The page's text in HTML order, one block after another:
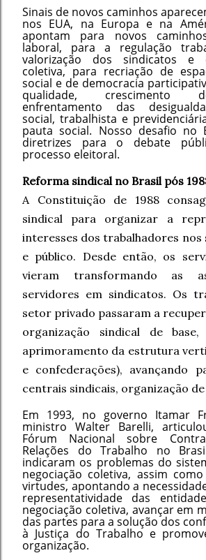
Sinais de novos caminhos
nos EUA, na Europa e na
apontam para novos
laboral, para a regulação
valorização dos sindicatos e
coletiva, para recriação de
social e de democracia
qualidade, crescimento
enfrentamento das
social, trabalhista e
pauta social. Nosso desafio no
diretrizes para o debate
processo eleitoral.
Reforma sindical no Brasil pós
A Constituição de 1988
sindical para organizar a
interesses dos trabalhadores
e público. Desde então, os
vieram transformando as
servidores em sindicatos. Os
setor privado passaram a
organização sindical de
aprimoramento da estrutura
e confederações), avançando
centrais sindicais, organização
Em 1993, no governo Itamar
ministro Walter Barelli,
Fórum Nacional sobre
Relações do Trabalho no
indicaram os problemas do
negociação coletiva, assim
virtudes, apontando a
representatividade das
negociação coletiva, avançar em
das partes para a solução dos
à Justiça do Trabalho e
organização.